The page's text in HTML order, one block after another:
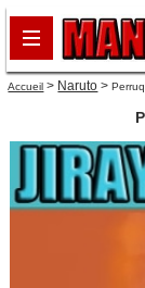
Accueil > Naruto >